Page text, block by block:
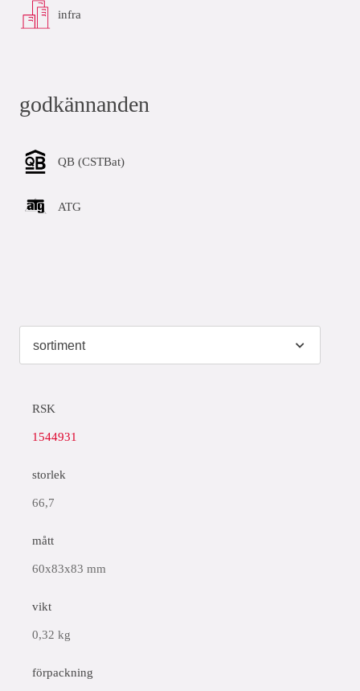
infra
godkännanden
QB (CSTBat)
ATG
RSK
1544931
storlek
66,7
mått
60x83x83 mm
vikt
0,32 kg
förpackning